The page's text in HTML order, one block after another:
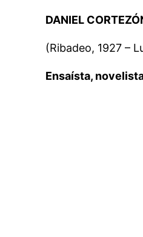
DANIEL
(Ribadeo, 1927 –
Ensaísta,